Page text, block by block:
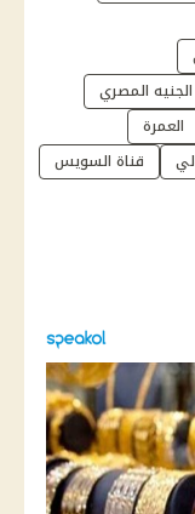
الجنيه المصري
العمرة
قناة السويس